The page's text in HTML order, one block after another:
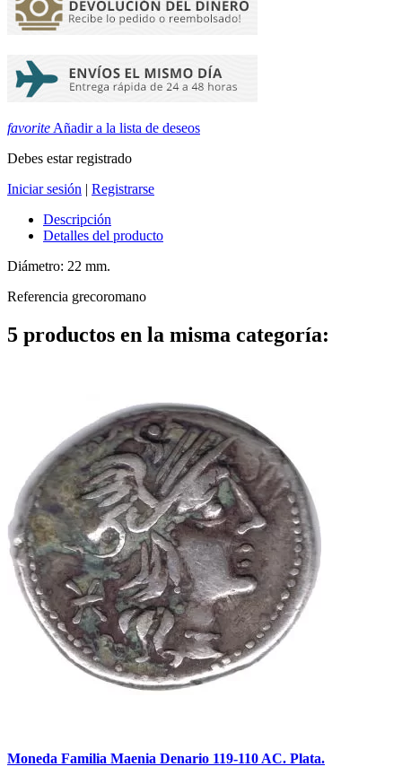
favorite Añadir a la lista de deseos
Debes estar registrado
Iniciar sesión | Registrarse
Descripción
Detalles del producto
Diámetro: 22 mm.
Referencia grecoromano
5 productos en la misma categoría:
Moneda Familia Maenia Denario 119-110 AC. Plata.